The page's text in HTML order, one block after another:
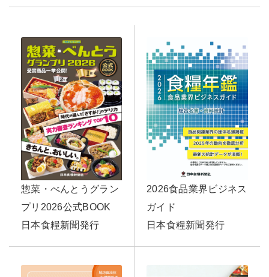
惣菜・べんとうグラン
プリ2026公式BOOK
日本食糧新聞発行
2026食品業界ビジネス
ガイド
日本食糧新聞発行